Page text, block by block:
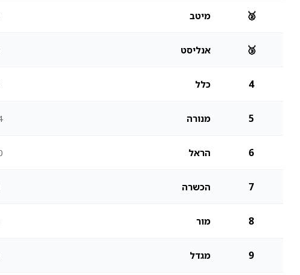
🥈 מיטב
🥉 אנליסט
4 כלל
5 מנורה
6 הראל
7 הכשרה
8 מור
9 מגדל